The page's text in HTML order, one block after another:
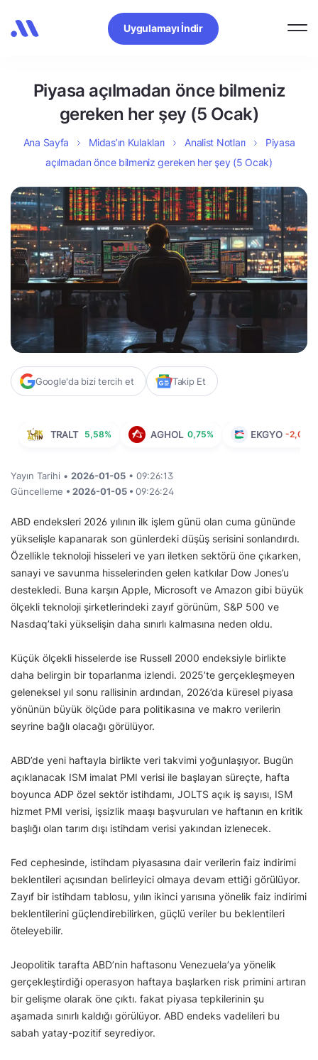
Uygulamayı İndir
Piyasa açılmadan önce bilmeniz
gereken her şey (5 Ocak)
Ana Sayfa Midas’ın Kulakları Analist Notları
Piyasa
açılmadan önce bilmeniz gereken her şey (5 Ocak)
Google'da bizi tercih et Takip Et
TRALT 5,58% AGHOL 0,75% EKGYO -2,03%
Yayın Tarihi • 2026-01-05 • 09:26:13
Güncelleme • 2026-01-05 • 09:26:24
ABD endeksleri 2026 yılının ilk işlem günü olan cuma gününde
yükselişle kapanarak son günlerdeki düşüş serisini sonlandırdı.
Özellikle teknoloji hisseleri ve yarı iletken sektörü öne çıkarken,
sanayi ve savunma hisselerinden gelen katkılar Dow Jones’u
destekledi. Buna karşın Apple, Microsoft ve Amazon gibi büyük
ölçekli teknoloji şirketlerindeki zayıf görünüm, S&P 500 ve
Nasdaq’taki yükselişin daha sınırlı kalmasına neden oldu.
Küçük ölçekli hisselerde ise Russell 2000 endeksiyle birlikte
daha belirgin bir toparlanma izlendi. 2025’te gerçekleşmeyen
geleneksel yıl sonu rallisinin ardından, 2026’da küresel piyasa
yönünün büyük ölçüde para politikasına ve makro verilerin
seyrine bağlı olacağı görülüyor.
ABD’de yeni haftayla birlikte veri takvimi yoğunlaşıyor. Bugün
açıklanacak ISM imalat PMI verisi ile başlayan süreçte, hafta
boyunca ADP özel sektör istihdamı, JOLTS açık iş sayısı, ISM
hizmet PMI verisi, işsizlik maaşı başvuruları ve haftanın en kritik
başlığı olan tarım dışı istihdam verisi yakından izlenecek.
Fed cephesinde, istihdam piyasasına dair verilerin faiz indirimi
beklentileri açısından belirleyici olmaya devam ettiği görülüyor.
Zayıf bir istihdam tablosu, yılın ikinci yarısına yönelik faiz indirimi
beklentilerini güçlendirebilirken, güçlü veriler bu beklentileri
öteleyebilir.
Jeopolitik tarafta ABD’nin haftasonu Venezuela’ya yönelik
gerçekleştirdiği operasyon haftaya başlarken risk primini artıran
bir gelişme olarak öne çıktı. fakat piyasa tepkilerinin şu
aşamada sınırlı kaldığı görülüyor. ABD endeks vadelileri bu
sabah yatay-pozitif seyrediyor.